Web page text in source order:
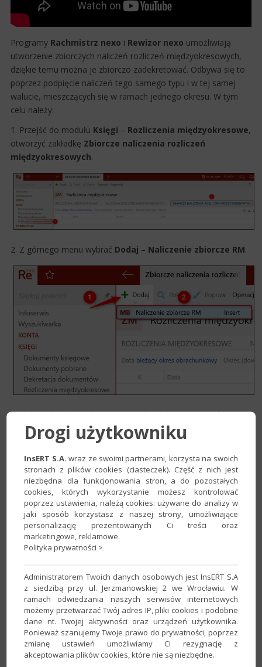
​​Progr​amy Rachmistrz nexo i Rewizor nexo umożliwiają
utworzenie zbior​czych naliczeń rozliczeń między​okresowych,
dziękie temu można je zbiorczo zadekretować. Odbywa się to
poprzez podpięcie naliczeń tego samego typu i w tej samej
walucie, mieszczących się w ramach jednego okresu. W tym
celu należy:
1. Przejść do modułu Księgi – Rozliczenia międzyokresowe,
otworzyć zakładkę Zbiorcze naliczenia rozliczeń
międzyokresowych.
2. Z górnego menu wybrać Dodaj – Naliczenie zbiorcze RM.
3. Wskazać odpowiedniTyp RM, kliknąć≡, następnieLista.
4. Wybrać pozycję na liście, potwierdzić przyciskiemWybierz
Drogi użytkowniku
InsERT S.A. wraz ze swoimi partnerami, korzysta na swoich
stronach z plików cookies (ciasteczek). Część z nich jest
niezbędna dla funkcjonowania stron, a do pozostałych
cookies, których wykorzystanie możesz kontrolować
poprzez ustawienia, należą cookies: używane do analizy w
jaki sposób korzystasz z naszej strony, umożliwiające
personalizację prezentowanych Ci treści oraz
marketingowe, reklamowe.
Polityka prywatności >
Administratorem Twoich danych osobowych jest InsERT S.A
z siedzibą przy ul. Jerzmanowskiej 2 we Wrocławiu. W
ramach odwiedzania naszych serwisów internetowych
możemy przetwarzać Twój adres IP, pliki cookies i podobne
dane nt. Twojej aktywności oraz urządzeń użytkownika.
Ponieważ szanujemy Twoje prawo do prywatności, poprzez
zmianę ustawień umożliwiamy Ci rezygnację z
akceptowania plików cookies, które nie są niezbędne.